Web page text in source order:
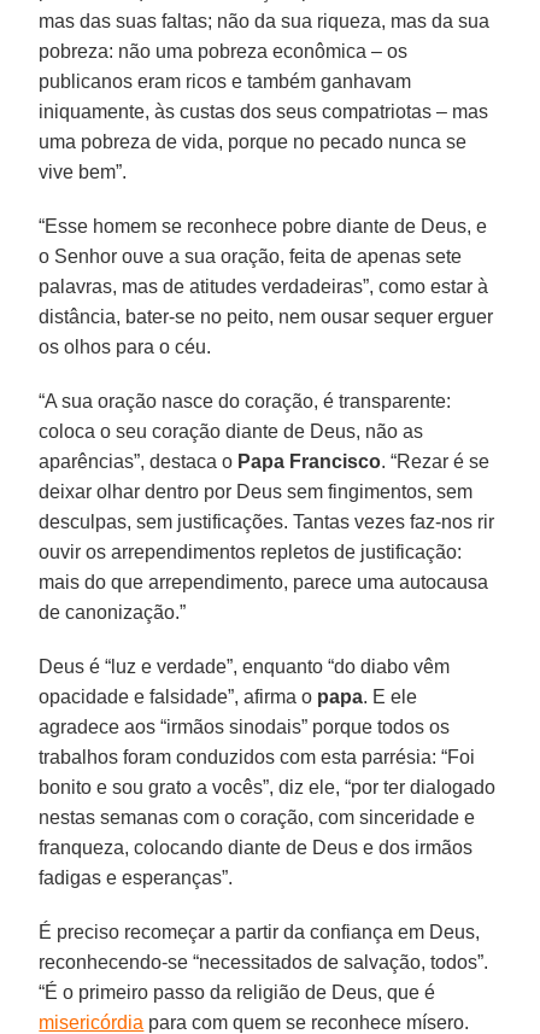
mas das suas faltas; não da sua riqueza, mas da sua
pobreza: não uma pobreza econômica – os
publicanos eram ricos e também ganhavam
iniquamente, às custas dos seus compatriotas – mas
uma pobreza de vida, porque no pecado nunca se
vive bem”.
“Esse homem se reconhece pobre diante de Deus, e
o Senhor ouve a sua oração, feita de apenas sete
palavras, mas de atitudes verdadeiras”, como estar à
distância, bater-se no peito, nem ousar sequer erguer
os olhos para o céu.
“A sua oração nasce do coração, é transparente:
coloca o seu coração diante de Deus, não as
aparências”, destaca o Papa Francisco. “Rezar é se
deixar olhar dentro por Deus sem fingimentos, sem
desculpas, sem justificações. Tantas vezes faz-nos rir
ouvir os arrependimentos repletos de justificação:
mais do que arrependimento, parece uma autocausa
de canonização.”
Deus é “luz e verdade”, enquanto “do diabo vêm
opacidade e falsidade”, afirma o papa. E ele
agradece aos “irmãos sinodais” porque todos os
trabalhos foram conduzidos com esta parrésia: “Foi
bonito e sou grato a vocês”, diz ele, “por ter dialogado
nestas semanas com o coração, com sinceridade e
franqueza, colocando diante de Deus e dos irmãos
fadigas e esperanças”.
É preciso recomeçar a partir da confiança em Deus,
reconhecendo-se “necessitados de salvação, todos”.
“É o primeiro passo da religião de Deus, que é
misericórdia para com quem se reconhece mísero.